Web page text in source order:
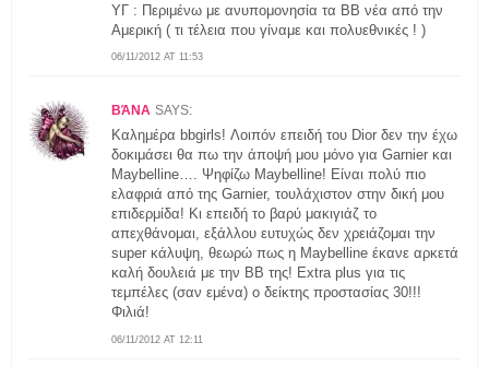
06/11/2012 AT 11:53
YΓ : Περιμένω με ανυπομονησία τα ΒΒ νέα από την
Αμερική ( τι τέλεια που γίναμε και πολυεθνικές ! )
ΒΆΝΑ SAYS:
06/11/2012 AT 12:11
Καλημέρα bbgirls! Λοιπόν επειδή του Dior δεν την έχω
δοκιμάσει θα πω την άποψή μου μόνο για Garnier και
Maybelline…. Ψηφίζω Maybelline! Είναι πολύ πιο
ελαφριά από της Garnier, τουλάχιστον στην δική μου
επιδερμίδα! Κι επειδή το βαρύ μακιγιάζ το
απεχθάνομαι, εξάλλου ευτυχώς δεν χρειάζομαι την
super κάλυψη, θεωρώ πως η Maybelline έκανε αρκετά
καλή δουλειά με την ΒΒ της! Extra plus για τις
τεμπέλες (σαν εμένα) o δείκτης προστασίας 30!!!
Φιλιά!